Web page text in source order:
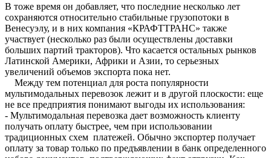
В тоже время он добавляет, что последние несколько лет
сохраняются относительно стабильные грузопотоки в
Венесуэлу, и в них компания «КРАФТТРАНС» также
участвует (несколько раз были осуществлены доставки
больших партий тракторов). Что касается остальных рынков
Латинской Америки, Африки и Азии, то серьезных
увеличений объемов экспорта пока нет.
Между тем потенциал для роста популярности
мультимодальных перевозок лежит и в другой плоскости: еще
не все предприятия понимают выгоды их использования:
- Мультимодальная перевозка дает возможность клиенту
получать оплату быстрее, чем при использовании
традиционных схем платежей. Обычно экспортер получает
оплату за товар только по предъявлении в банк определенного